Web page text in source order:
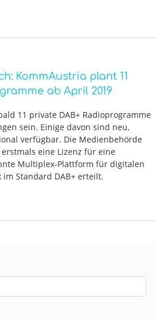
KommAustria plant 11
ab April 2019
11 private DAB+ Radioprogramme
sein. Einige davon sind neu,
verfügbar. Die Medienbehörde
eine Lizenz für eine
Multiplex-Plattform für digitalen
Standard DAB+ erteilt.